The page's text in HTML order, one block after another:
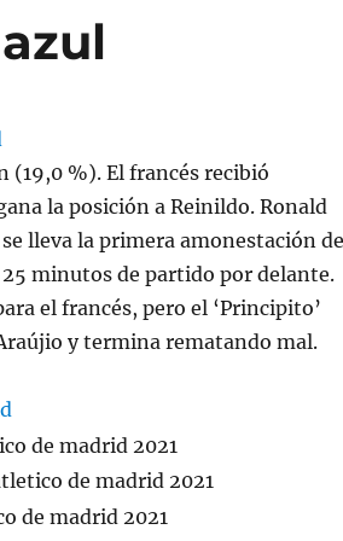
(19,0 %). El francés recibió
la posición a Reinildo. Ronald
lleva la primera amonestación
minutos de partido por delante.
el francés, pero el ‘Principito’
y termina rematando mal.